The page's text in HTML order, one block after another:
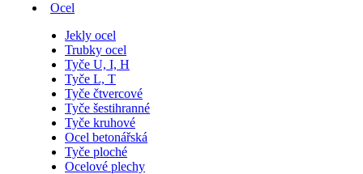
Ocel
Jekly ocel
Trubky ocel
Tyče U, I, H
Tyče L, T
Tyče čtvercové
Tyče šestihranné
Tyče kruhové
Ocel betonářská
Tyče ploché
Ocelové plechy